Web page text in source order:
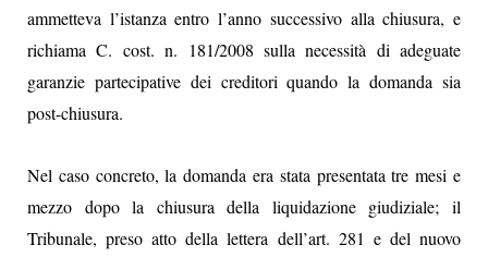
ammetteva l’istanza entro l’anno successivo alla chiusura, e
richiama C. cost. n. 181/2008 sulla necessità di adeguate
garanzie partecipative dei creditori quando la domanda sia
post-chiusura.
Nel caso concreto, la domanda era stata presentata tre mesi e
mezzo dopo la chiusura della liquidazione giudiziale; il
Tribunale, preso atto della lettera dell’art. 281 e del nuovo